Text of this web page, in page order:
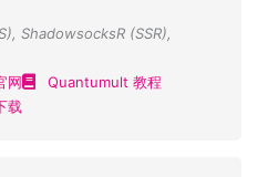
, ShadowsocksR (SSR),
网
Quantumult 教程
载